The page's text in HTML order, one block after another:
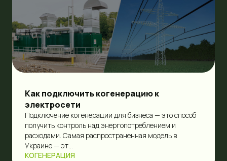
Как подключить когенерацию к
электросети
Подключение когенерации для бизнеса — это способ
получить контроль над энергопотреблением и
расходами. Самая распространенная модель в
Украине — эт...
КОГЕНЕРАЦИЯ